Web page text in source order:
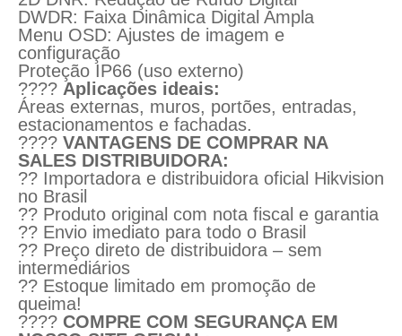
DWDR: Faixa Dinâmica Digital Ampla
Menu OSD: Ajustes de imagem e
configuração
Proteção IP66 (uso externo)
???? Aplicações ideais:
Áreas externas, muros, portões, entradas,
estacionamentos e fachadas.
???? VANTAGENS DE COMPRAR NA
SALES DISTRIBUIDORA:
?? Importadora e distribuidora oficial Hikvision
no Brasil
?? Produto original com nota fiscal e garantia
?? Envio imediato para todo o Brasil
?? Preço direto de distribuidora – sem
intermediários
?? Estoque limitado em promoção de
queima!
???? COMPRE COM SEGURANÇA EM